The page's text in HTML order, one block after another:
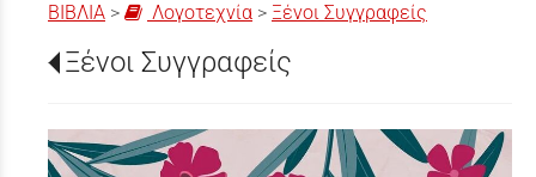
ΒΙΒΛΙΑ > Λογοτεχνία > Ξένοι Συγγραφείς
Ξένοι Συγγραφείς